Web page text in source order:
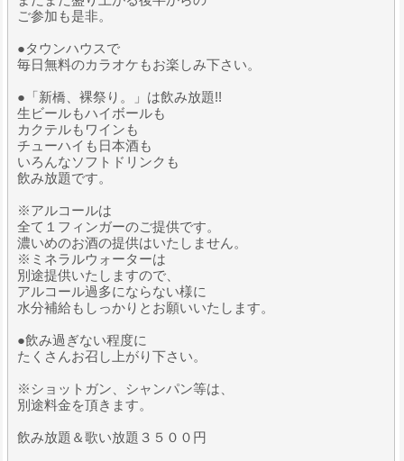
ご参加も是非。
●タウンハウスで
毎日無料のカラオケもお楽しみ下さい。
●「新橋、裸祭り。」は飲み放題!!
生ビールもハイボールも
カクテルもワインも
チューハイも日本酒も
いろんなソフトドリンクも
飲み放題です。
※アルコールは
全て１フィンガーのご提供です。
濃いめのお酒の提供はいたしません。
※ミネラルウォーターは
別途提供いたしますので、
アルコール過多にならない様に
水分補給もしっかりとお願いいたします。
●飲み過ぎない程度に
たくさんお召し上がり下さい。
※ショットガン、シャンパン等は、
別途料金を頂きます。
飲み放題＆歌い放題３５００円